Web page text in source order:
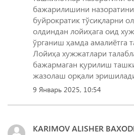
бажарилишини
буйрократик тўсиқларни
олдиндан лойиҳага оид
ўрганиш ҳамда амалиётга
Лойиҳа хужжатлари
бажармаган қурилиш
жазолаш орқали
9 Январь 2025, 10:54
KARIMOV ALISHER